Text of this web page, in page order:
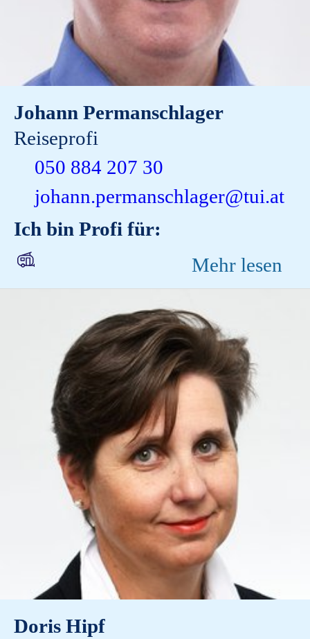
Johann Permanschlager
Reiseprofi
050 884 207 30
johann.permanschlager@tui.at
Ich bin Profi für:
Mehr lesen
Doris Hipf